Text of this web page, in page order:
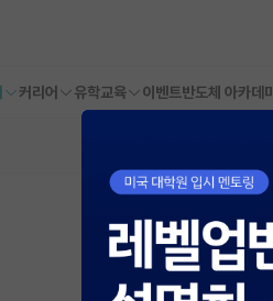
커리어 유학교육 이벤트반도체 아카데미